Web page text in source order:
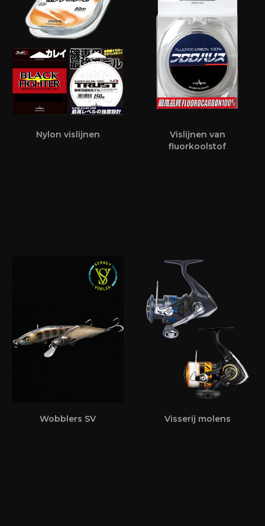
Nylon vislijnen
Vislijnen van
fluorkoolstof
Wobblers SV Visserij molens